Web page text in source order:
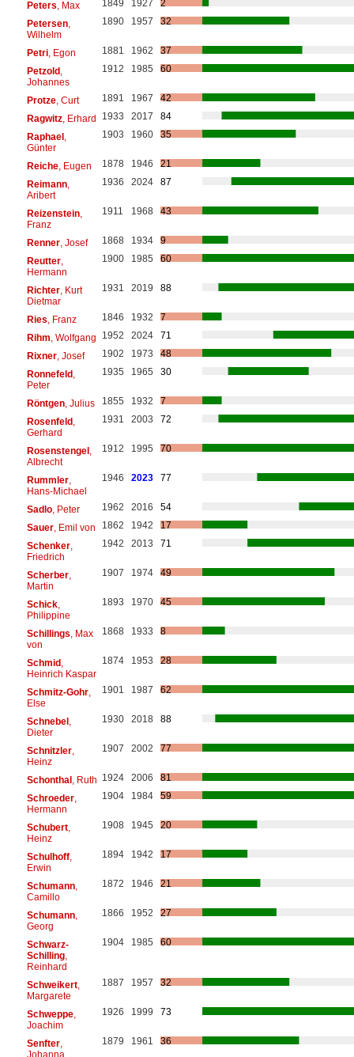
Peters , Max 1849 1927
2
Petersen,
Wilhelm
1890 1957 32
Petri, Egon 1881 1962
37
Petzold,
Johannes
1912 1985 60
Protze, Curt 1891 1967
42
Ragwitz, Erhard 1933 2017
84
Raphael,
Günter
1903 1960 35
Reiche, Eugen 1878 1946
21
Reimann,
Aribert
1936 2024 87
Reizenstein,
Franz
1911 1968 43
Renner, Josef 1868 1934
9
Reutter,
Hermann
1900 1985 60
Richter, Kurt
Dietmar
1931 2019 88
Ries , Franz 1846 1932
7
Rihm , Wolfgang 1952 2024
71
Rixner, Josef 1902 1973
48
Ronnefeld,
Peter
1935 1965 30
Röntgen, Julius 1855 1932
7
Rosenfeld,
Gerhard
1931 2003 72
Rosenstengel,
Albrecht
1912 1995 70
Rummler,
Hans-Michael
1946 2023 77
Sadlo, Peter 1962 2016
54
Sauer, Emil von 1862 1942
17
Schenker,
Friedrich
1942 2013 71
Scherber,
Martin
1907 1974 49
Schick,
Philippine
1893 1970 45
Schillings , Max
von
1868 1933 8
Schmid,
Heinrich Kaspar
1874 1953 28
Schmitz-Gohr,
Else
1901 1987 62
Schnebel,
Dieter
1930 2018 88
Schnitzler,
Heinz
1907 2002 77
Schonthal, Ruth 1924 2006
81
Schroeder,
Hermann
1904 1984 59
Schubert,
Heinz
1908 1945 20
Schulhoff,
Erwin
1894 1942 17
Schumann,
Camillo
1872 1946 21
Schumann,
Georg
1866 1952 27
Schwarz-
Schilling,
Reinhard
1904 1985 60
Schweikert,
Margarete
1887 1957 32
Schweppe,
Joachim
1926 1999 73
Senfter,
Johanna
1879 1961 36